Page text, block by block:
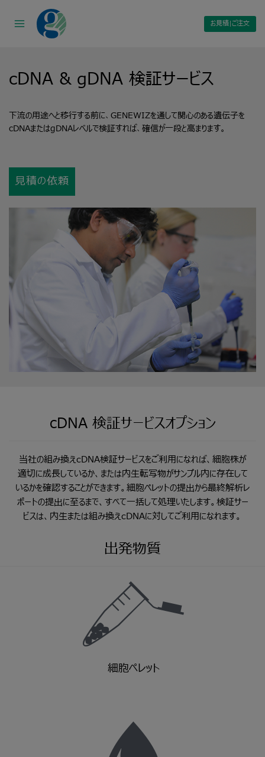
お見積|ご注文
cDNA & gDNA 検証サービス
下流の用途へと移行する前に、GENEWIZを通して関心のある遺伝子を
cDNAまたはgDNAレベルで検証すれば、確信が一段と高まります。
見積の依頼
cDNA検証サービスオプション
当社の組み換えcDNA検証サービスをご利用になれば、細胞株が
適切に成長しているか、または内生転写物がサンプル内に存在して
いるかを確認することができます。細胞ペレットの提出から最終解析レ
ポートの提出に至るまで、すべて一括して処理いたします。検証サー
ビスは、内生または組み換えcDNAに対してご利用になれます。
出発物質
細胞ペレット